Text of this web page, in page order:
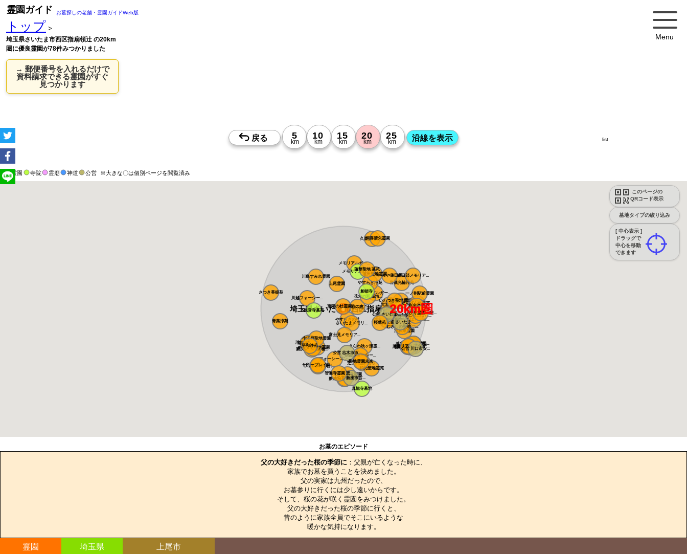
Menu
霊園ガイド お墓探しの老舗・霊園ガイドWeb版
トップ >
埼玉県さいたま市西区指扇領辻 の20km
圏に優良霊園が78件みつかりました
→ 郵便番号を入れるだけで
資料請求できる霊園がすぐ
見つかります
霊園 寺院 霊廟 神道 公営 ※大きな〇は個別ページを閲覧済み
このページの
QRコード表示
墓地タイプの絞り込み
[ 中心表示 ]
ドラッグで
中心を移動
できます
list
彩の恵
やすらぎの杜
さいたまメモリ...
メモリアルパー...
大宮霊園
メモリアルパー...
染谷の里 大宮...
うらわ秋ヶ瀬霊...
槻の城山霊園
岩槻光輪浄苑
しらこばとメモ...
上尾霊園
メモリアルガー...
花木の彩 新埼...
メモリアルパー...
川口さくら霊園...
川口霊園 かわ...
サンク川口霊園
せんげん台西霊...
越谷しらこばと...
一ノ割駅前霊園
おおみや蓮田霊...
久喜聖地公苑
久喜清久霊園
メモリアルガー...
所沢聖地霊園
フォレスト所沢
芝生の霊園あさ...
フォーシーズン...
なごみの丘霊園
川越フォーシー...
川越さくら浄苑
メモリアルパー...
観音寺墓苑
さつき菩提苑
青葉浄苑
ふじみ野霊園
メモリアルパー...
南川越霊園
川口中央霊園
浦和東霊園
春日部メモリア...
ヒルズ川口
やすらぎ浄苑
新所沢友愛聖地...
さぎ山聖地墓苑
所沢メモリアル...
富士見メモリア...
むさしの聖地 ...
新の丘さくら浄...
いわつき聖地霊...
川口光輪メモリ...
やすらぎ聖地霊...
サニープレイス...
朝霞フォーシー...
彩光浄苑
小江戸聖地霊園
ひかり霊園 憩...
川島すみれ霊園
源長寺墓地 ま...
川口メモリアル...
川口霊園かわぐ...
メモリアルプレ...
公営 さいたま...
公営 さいたま...
公営 川口市安...
公営 新座市営...
公営 志木市市...
相頓寺
蓮田聖地霊園
東陽の杜霊園 ...
平和浄苑
和光聖地霊苑
智遍寺霊園 恵...
聖地霊園未来
蓮華聖地 墓苑
桜華苑
真龍寺墓地
埼玉県さいたま市西区指扇領辻20km圏
お墓のエピソード
父の大好きだった桜の季節に ：父親が亡くなった時に、
家族でお墓を買うことを決めました。
父の実家は九州だったので、
お墓参りに行くには少し遠いからです。
そして、桜の花が咲く霊園をみつけました。
父の大好きだった桜の季節に行くと、
昔のように家族全員でそこにいるような
暖かな気持になります。
霊園 埼玉県 上尾市